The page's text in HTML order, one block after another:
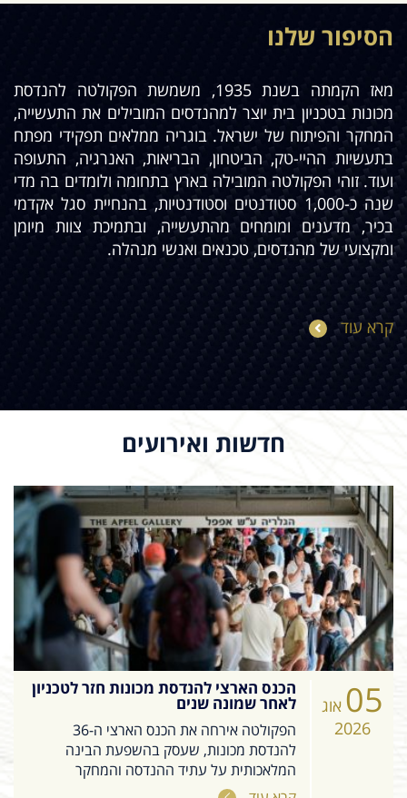
הסיפור שלנו
מאז הקמתה בשנת 1935, משמשת הפקולטה להנדסת
מכונות בטכניון בית יוצר למהנדסים המובילים את התעשייה,
המחקר והפיתוח של ישראל. בוגריה ממלאים תפקידי מפתח
בתעשיות ההיי-טק, הביטחון, הבריאות, האנרגיה, התעופה
ועוד. זוהי הפקולטה המובילה בארץ בתחומה ולומדים בה מדי
שנה כ-1,000 סטודנטים וסטודנטיות, בהנחיית סגל אקדמי
בכיר, מדענים ומומחים מהתעשייה, ובתמיכת צוות מיומן
ומקצועי של מהנדסים, טכנאים ואנשי מנהלה.
קרא עוד
חדשות ואירועים
05 אוג
2026
הכנס הארצי להנדסת מכונות חזר לטכניון
לאחר שמונה שנים
הפקולטה אירחה את הכנס הארצי ה-36
להנדסת מכונות, שעסק בהשפעת הבינה
המלאכותית על עתיד ההנדסה והמחקר